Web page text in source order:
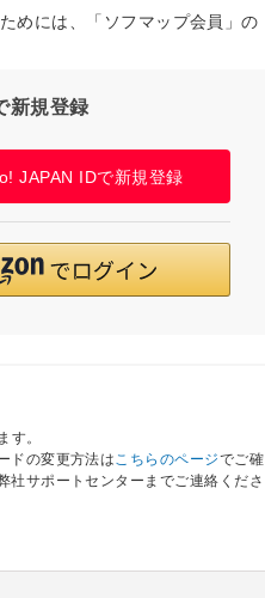
めには、「ソフマップ会員」の
新規登録
JAPAN IDで新規登録
す。
ドの変更方法はこちらのページでご確
社サポートセンターまでご連絡くださ